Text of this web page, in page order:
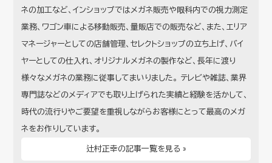
ネの加工など、インショップではメガネ販売や眼科内での視力測定
業務、ワゴン車による移動販売、量販店での販売など、また、エリア
マネージャーとしての店舗管理、セレクトショップの立ち上げ、バイ
ヤーとしての仕入れ、オリジナルメガネの製作など、長年に渡り
様々なメガネの業務に従事してまいりました。 テレビや雑誌、業界
専門誌などのメディアでも取り上げられた実績と経験を活かして、
時代の流行りやご要望を重視しながらお客様にとって最高のメガ
ネをお作りしています。
辻村正幸の記事一覧を見る »